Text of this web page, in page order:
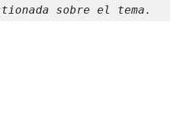
sobre el tema.